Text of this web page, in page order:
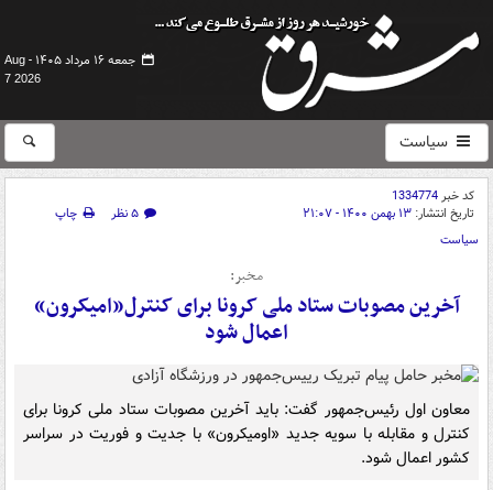
جمعه ۱۶ مرداد ۱۴۰۵ -
Aug
7 2026
سیاست
کد خبر1334774
تاریخ انتشار: ۱۳ بهمن ۱۴۰۰ - ۲۱:۰۷ ۵ نظر
چاپ
سیاست
مخبر:
آخرین مصوبات ستاد ملی کرونا برای کنترل«امیکرون»
اعمال شود
معاون اول رئیس‌جمهور گفت: باید آخرین مصوبات ستاد ملی کرونا برای
کنترل و مقابله با سویه جدید «اومیکرون» با جدیت و فوریت در سراسر
کشور اعمال شود.